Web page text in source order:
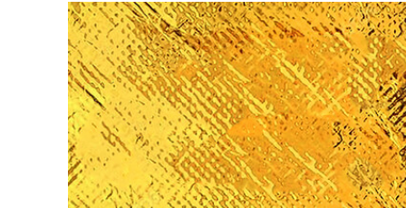
Dịch vụ
trước LR
Thỏa
Presets
Bộ sưu